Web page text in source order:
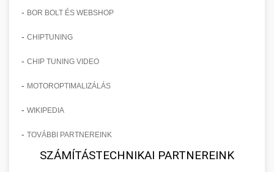
- BOR BOLT ÉS WEBSHOP
- CHIPTUNING
- CHIP TUNING VIDEO
- MOTOROPTIMALIZÁLÁS
- WIKIPEDIA
- TOVÁBBI PARTNEREINK
SZÁMÍTÁSTECHNIKAI PARTNEREINK